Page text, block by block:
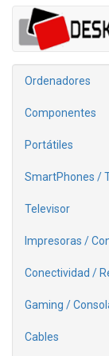
Ordenadores
Componentes
Portátiles
SmartPhones /
Televisor
Impresoras /
Conectividad /
Gaming /
Cables